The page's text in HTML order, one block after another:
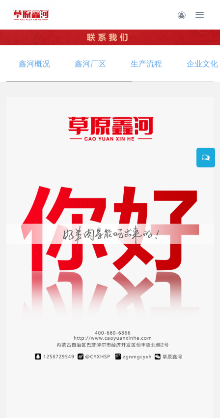
鑫河概况 鑫河厂区 生产流程 企业文化